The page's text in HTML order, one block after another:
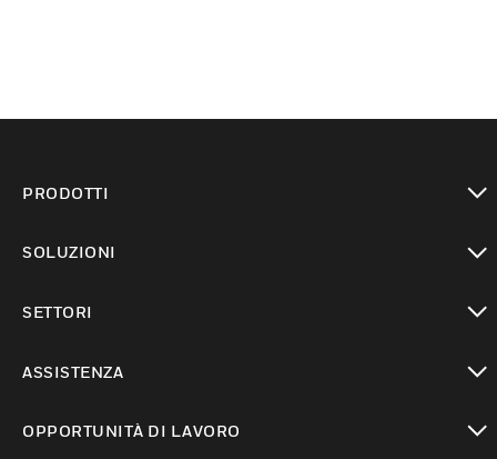
PRODOTTI
SOLUZIONI
SETTORI
ASSISTENZA
OPPORTUNITÀ DI LAVORO